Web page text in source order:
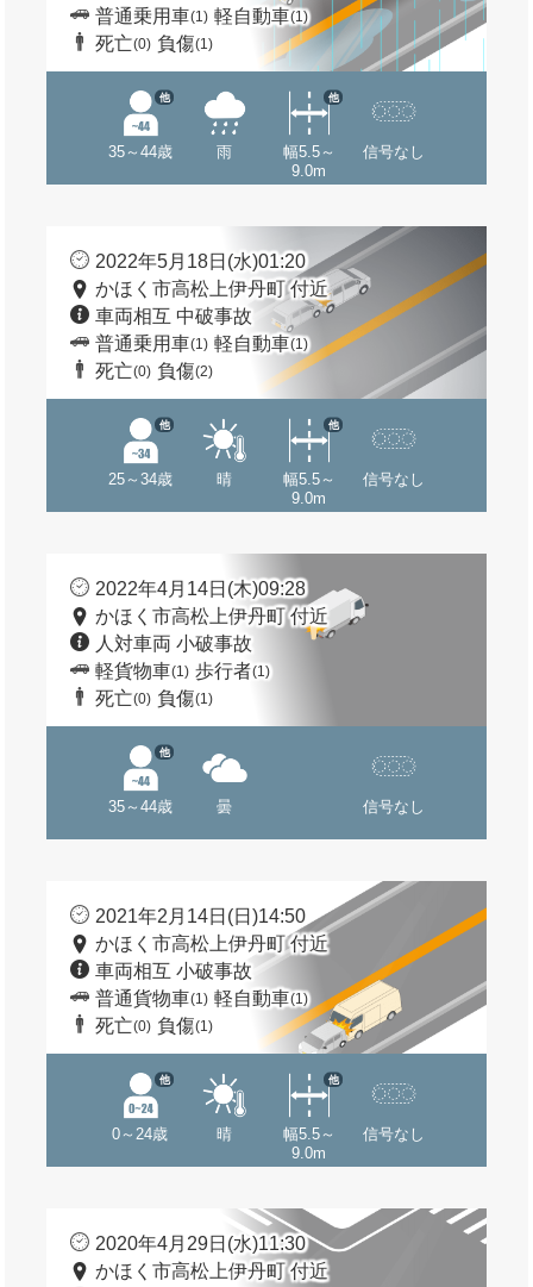
普通乗用車(1) 軽自動車(1)
死亡(0) 負傷(1)
35～44歳
他
雨
幅5.5～
9.0m
他
信号なし
2022年5月18日(水)01:20
かほく市高松上伊丹町 付近
車両相互 中破事故
普通乗用車(1) 軽自動車(1)
死亡(0) 負傷(2)
25～34歳
他
晴
幅5.5～
9.0m
他
信号なし
2022年4月14日(木)09:28
かほく市高松上伊丹町 付近
人対車両 小破事故
軽貨物車(1) 歩行者(1)
死亡(0) 負傷(1)
35～44歳
他
曇 信号なし
2021年2月14日(日)14:50
かほく市高松上伊丹町 付近
車両相互 小破事故
普通貨物車(1) 軽自動車(1)
死亡(0) 負傷(1)
0～24歳
他
晴
幅5.5～
9.0m
他
信号なし
2020年4月29日(水)11:30
かほく市高松上伊丹町 付近